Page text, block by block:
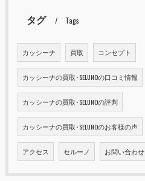
タグ Tags
カッシーナ 買取 コンセプト
カッシーナの買取･SELUNOの口コミ情報
カッシーナの買取･SELUNOの評判
カッシーナの買取･SELUNOのお客様の声
アクセス セルーノ お問い合わせ